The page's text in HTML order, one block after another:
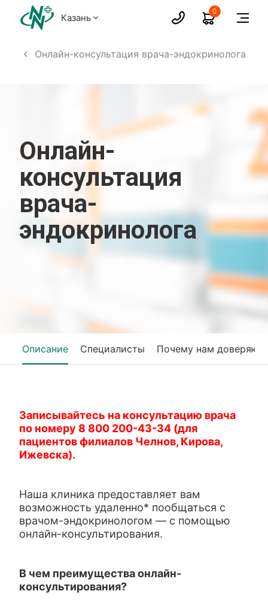
Казань
0
Онлайн-консультация врача-эндокринолога
Онлайн-
консультация
врача-
эндокринолога
Описание Специалисты Почему нам доверяют
Записывайтесь на консультацию врача
по номеру 8 800 200-43-34 (для
пациентов филиалов Челнов, Кирова,
Ижевска).
Наша клиника предоставляет вам
возможность удаленно* пообщаться с
врачом-эндокринологом — с помощью
онлайн-консультирования.
В чем преимущества онлайн-
консультирования?